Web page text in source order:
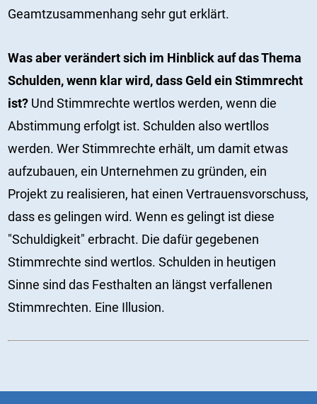
Geamtzusammenhang sehr gut erklärt.
Was aber verändert sich im Hinblick auf das Thema
Schulden, wenn klar wird, dass Geld ein Stimmrecht
ist? Und Stimmrechte wertlos werden, wenn die
Abstimmung erfolgt ist. Schulden also wertllos
werden. Wer Stimmrechte erhält, um damit etwas
aufzubauen, ein Unternehmen zu gründen, ein
Projekt zu realisieren, hat einen Vertrauensvorschuss,
dass es gelingen wird. Wenn es gelingt ist diese
"Schuldigkeit" erbracht. Die dafür gegebenen
Stimmrechte sind wertlos. Schulden in heutigen
Sinne sind das Festhalten an längst verfallenen
Stimmrechten. Eine Illusion.